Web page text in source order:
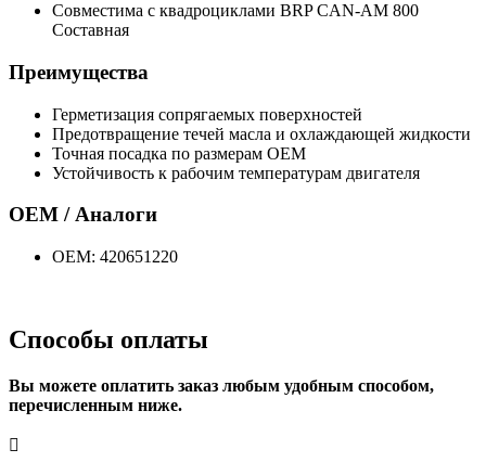
Совместима с квадроциклами BRP CAN-AM 800
Составная
Преимущества
Герметизация сопрягаемых поверхностей
Предотвращение течей масла и охлаждающей жидкости
Точная посадка по размерам OEM
Устойчивость к рабочим температурам двигателя
OEM / Аналоги
OEM: 420651220
Способы оплаты
Вы можете оплатить заказ любым удобным способом,
перечисленным ниже.